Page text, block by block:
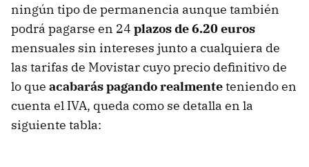
ningún tipo de permanencia aunque también
podrá pagarse en 24 plazos de 6.20 euros
mensuales sin intereses junto a cualquiera de
las tarifas de Movistar cuyo precio definitivo de
lo que acabarás pagando realmenteteniendo en
cuenta el IVA, queda como se detalla en la
siguiente tabla: